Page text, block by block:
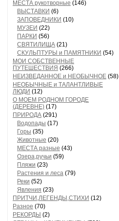
МЕСТА рукотворные (146)
ВЫСТАВКИ (6)
ЗАПОВЕДНИКИ (10)
МУЗЕИ (22)
ПАРКИ (56)
СВЯТИЛИЩА (21)
СКУЛЬПТУРЫ и ПАМЯТНИКИ (54)
МОИ СОБСТВЕННЫЕ
ПУТЕШЕСТВИЯ (266)
НЕИЗВЕДАННОЕ и НЕОБЫЧНОЕ (58)
НЕОБЫЧНЫЕ и ТАЛАНТЛИВЫЕ
ЛЮДИ (12)
О МОЕМ РОДНОМ ГОРОДЕ
(ДЕРЕВНЕ) (17)
ПРИРОДА (291)
Водопады (17)
Горы (35)
Животные (20)
МЕСТА разные (43)
Озера,ручьи (59)
Пляжи (23)
Растения и леса (79)
Реки (52)
Явления (23)
ПРИТЧИ,ЛЕГЕНДЫ,СТИХИ (12)
Разное (70)
РЕКОРДЫ (2)